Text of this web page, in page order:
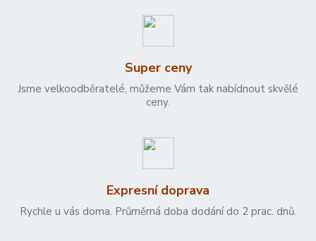
Super ceny
Jsme velkoodběratelé, můžeme Vám tak nabídnout skvělé
ceny.
Expresní doprava
Rychle u vás doma. Průměrná doba dodání do 2 prac. dnů.